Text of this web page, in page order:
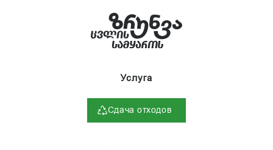
Услуга
Сдача отходов